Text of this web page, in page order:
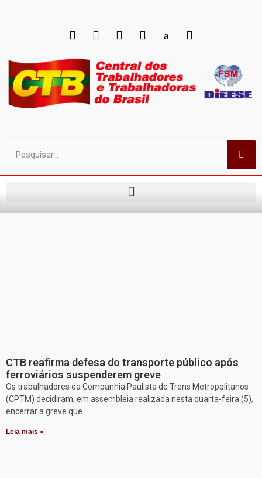
CTB reafirma defesa do transporte público após
ferroviários suspenderem greve
Os trabalhadores da Companhia Paulista de Trens Metropolitanos
(CPTM) decidiram, em assembleia realizada nesta quarta-feira (5),
encerrar a greve que
Leia mais »